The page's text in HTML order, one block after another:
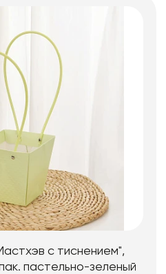
с тиснением",
пастельно-зеленый